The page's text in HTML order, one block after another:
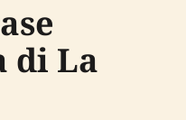
di La